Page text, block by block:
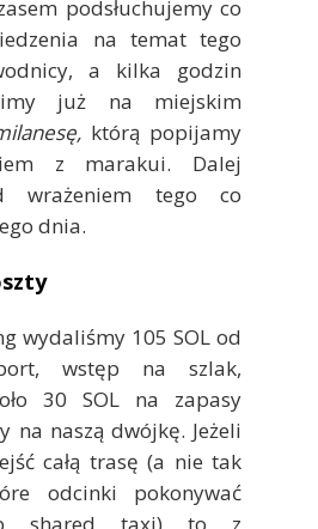
podsłuchujemy co
na temat tego
a kilka godzin
już na miejskim
którą popijamy
z marakui. Dalej
wrażeniem tego co
dnia.
wydaliśmy 105 SOL od
wstęp na szlak,
30 SOL na zapasy
na naszą dwójkę. Jeżeli
całą trasę (a nie tak
odcinki pokonywać
shared taxi) to z